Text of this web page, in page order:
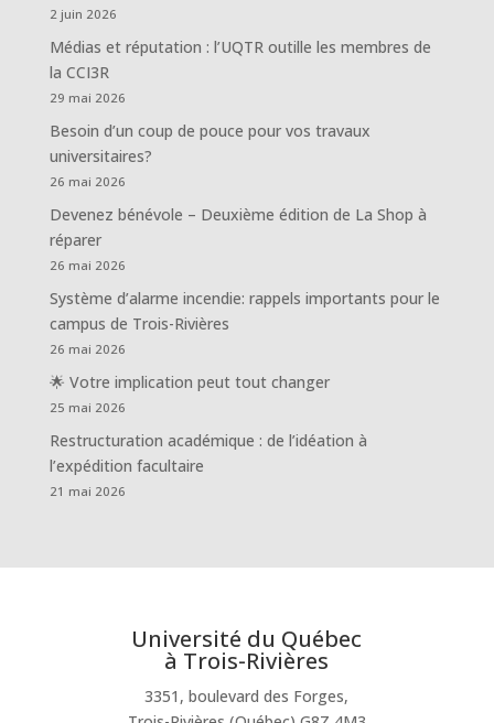
2 juin 2026
Médias et réputation : l’UQTR outille les membres de
la CCI3R
29 mai 2026
Besoin d’un coup de pouce pour vos travaux
universitaires?
26 mai 2026
Devenez bénévole – Deuxième édition de La Shop à
réparer
26 mai 2026
Système d’alarme incendie: rappels importants pour le
campus de Trois-Rivières
26 mai 2026
🌟 Votre implication peut tout changer
25 mai 2026
Restructuration académique : de l’idéation à
l’expédition facultaire
21 mai 2026
Université du Québec
à Trois-Rivières
3351, boulevard des Forges,